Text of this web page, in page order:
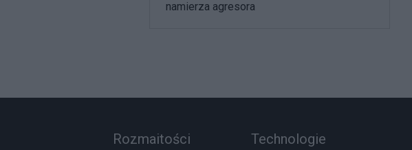
namierza agresora
Rozmaitości Technologie